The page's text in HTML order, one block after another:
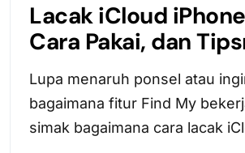
Lacak iCloud
Cara Pakai, dan
Lupa menaruh ponsel atau
bagaimana fitur Find My
simak bagaimana cara lacak